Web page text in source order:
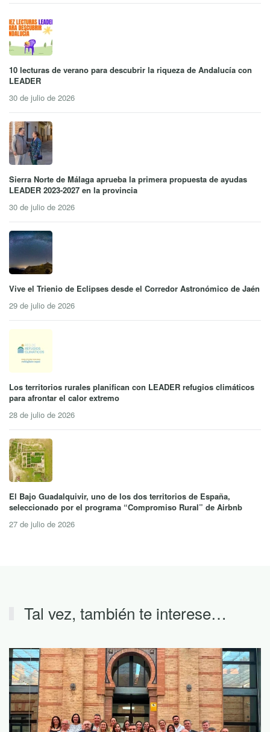
10 lecturas de verano para descubrir la riqueza de Andalucía con
LEADER
30 de julio de 2026
Sierra Norte de Málaga aprueba la primera propuesta de ayudas
LEADER 2023-2027 en la provincia
30 de julio de 2026
Vive el Trienio de Eclipses desde el Corredor Astronómico de Jaén
29 de julio de 2026
Los territorios rurales planifican con LEADER refugios climáticos
para afrontar el calor extremo
28 de julio de 2026
El Bajo Guadalquivir, uno de los dos territorios de España,
seleccionado por el programa “Compromiso Rural” de Airbnb
27 de julio de 2026
Tal vez, también te interese…